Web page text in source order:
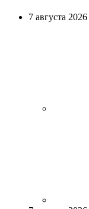
7 августа 2026